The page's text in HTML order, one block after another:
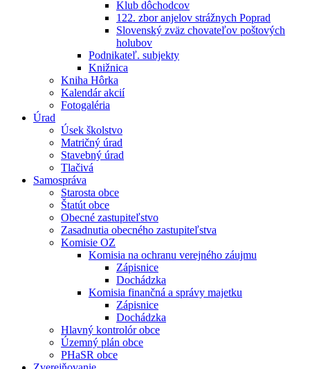
Klub dôchodcov
122. zbor anjelov strážnych Poprad
Slovenský zväz chovateľov poštových
holubov
Podnikateľ. subjekty
Knižnica
Kniha Hôrka
Kalendár akcií
Fotogaléria
Úrad
Úsek školstvo
Matričný úrad
Stavebný úrad
Tlačivá
Samospráva
Starosta obce
Štatút obce
Obecné zastupiteľstvo
Zasadnutia obecného zastupiteľstva
Komisie OZ
Komisia na ochranu verejného záujmu
Zápisnice
Dochádzka
Komisia finančná a správy majetku
Zápisnice
Dochádzka
Hlavný kontrolór obce
Územný plán obce
PHaSR obce